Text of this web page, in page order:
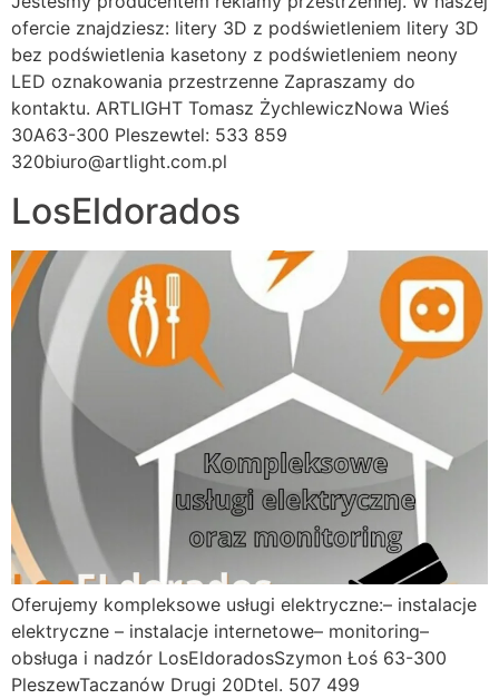
ofercie znajdziesz: litery 3D z podświetleniem litery 3D
bez podświetlenia kasetony z podświetleniem neony
LED oznakowania przestrzenne Zapraszamy do
kontaktu. ARTLIGHT Tomasz ŻychlewiczNowa Wieś
30A63-300 Pleszewtel: 533 859
320biuro@artlight.com.pl
LosEldorados
Oferujemy kompleksowe usługi elektryczne:– instalacje
elektryczne – instalacje internetowe– monitoring–
obsługa i nadzór LosEldoradosSzymon Łoś 63-300
PleszewTaczanów Drugi 20Dtel. 507 499